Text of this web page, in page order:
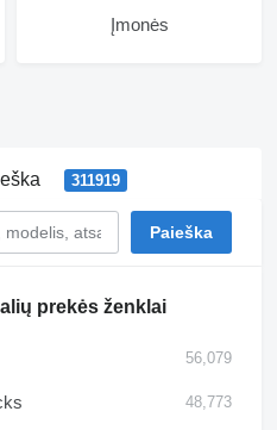
Įmonės
311919
prekės ženklai
56,079
48,773